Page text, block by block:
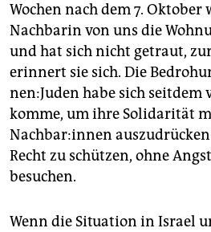
Wochen nach dem 7. Oktober
Nachbarin von uns die
und hat sich nicht getraut, zur
erinnert sie sich. Die
nen:­Ju­den habe sich seitdem
komme, um ihre Solidarität
Nach­ba­r:in­nen
Recht zu schützen, ohne
besuchen.
Wenn die Situation in Israel